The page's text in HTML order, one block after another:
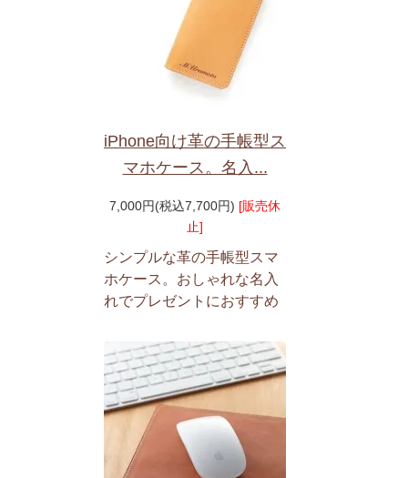
iPhone向け革の手帳型ス
マホケース。名入...
7,000円(税込7,700円) [販売休
止]
シンプルな革の手帳型スマ
ホケース。おしゃれな名入
れでプレゼントにおすすめ